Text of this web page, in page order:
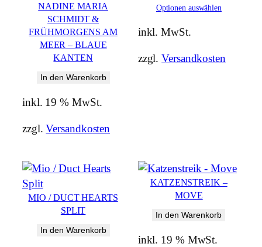
NADINE MARIA
SCHMIDT &
FRÜHMORGENS AM
MEER – BLAUE
KANTEN
In den Warenkorb
inkl. 19 % MwSt.
zzgl.Versandkosten
Optionen auswählen
inkl. MwSt.
zzgl.Versandkosten
MIO / DUCT HEARTS
SPLIT
In den Warenkorb
KATZENSTREIK –
MOVE
In den Warenkorb
inkl. 19 % MwSt.